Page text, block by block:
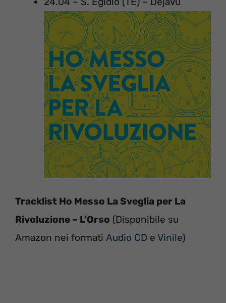
Tracklist Ho Messo La Sveglia per La
Rivoluzione – L’Orso (Disponibile su
Amazon nei formati Audio CD e Vinile)